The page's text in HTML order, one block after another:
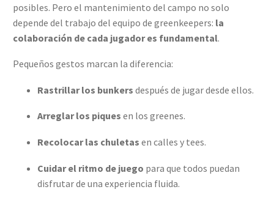
posibles. Pero el mantenimiento del campo no solo
depende del trabajo del equipo de greenkeepers: la
colaboración de cada jugador es fundamental.
Pequeños gestos marcan la diferencia:
Rastrillar los bunkers después de jugar desde ellos.
Arreglar los piques en los greenes.
Recolocar las chuletas en calles y tees.
Cuidar el ritmo de juego para que todos puedan
disfrutar de una experiencia fluida.